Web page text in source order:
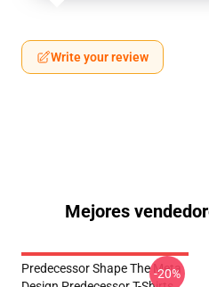
Write your review
Mejores
Predecessor Shape The Meta
-20%